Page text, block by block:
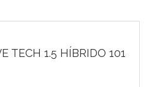
TECH 1.5 HÍBRIDO 101